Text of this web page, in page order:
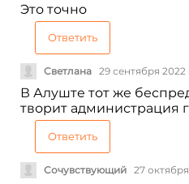
Это точно
Ответить
Светлана 29 сентября 2022
В Алуште тот же
творит администрация
Ответить
Сочувствующий 27